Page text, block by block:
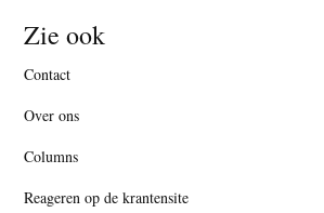
Zie ook
Contact
Over ons
Columns
Reageren op de krantensite